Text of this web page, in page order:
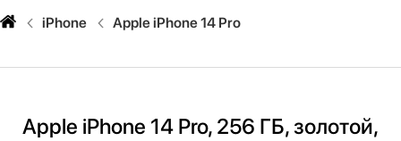
iPhone Apple iPhone 14 Pro
Apple iPhone 14 Pro, 256 ГБ, золотой,